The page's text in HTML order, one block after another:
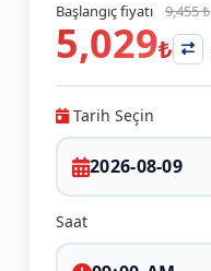
Başlangıç fiyatı 9,455 ₺
5,029₺
Tarih Seçin
Saat